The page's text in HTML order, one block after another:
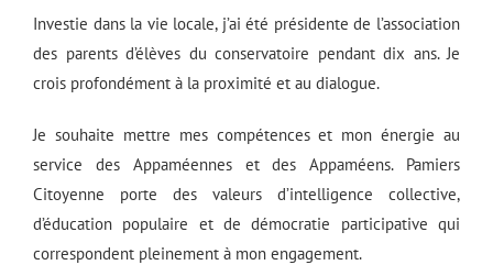
Investie dans la vie locale, j’ai été présidente de l’association
des parents d’élèves du conservatoire pendant dix ans. Je
crois profondément à la proximité et au dialogue.
Je souhaite mettre mes compétences et mon énergie au
service des Appaméennes et des Appaméens. Pamiers
Citoyenne porte des valeurs d’intelligence collective,
d’éducation populaire et de démocratie participative qui
correspondent pleinement à mon engagement.